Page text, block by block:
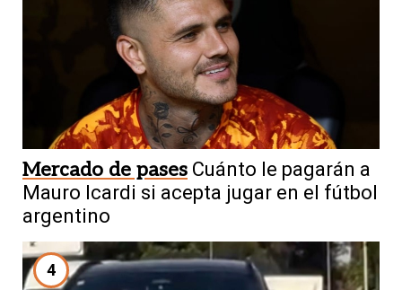
Mercado de pases Cuánto le pagarán a
Mauro Icardi si acepta jugar en el fútbol
argentino
4